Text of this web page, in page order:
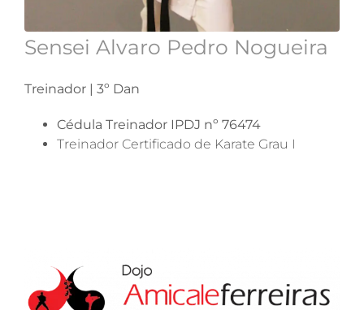
Sensei Alvaro Pedro Nogueira
Treinador | 3º Dan
Cédula Treinador IPDJ nº 76474
Treinador Certificado de Karate Grau I